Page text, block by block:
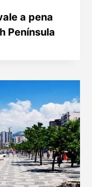
a pena
Península